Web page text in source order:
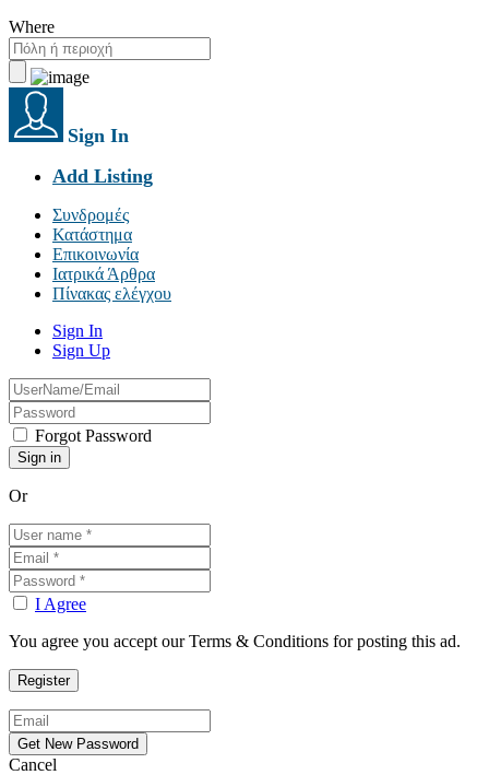
Where
Sign In
Add Listing
Συνδρομές
Κατάστημα
Επικοινωνία
Ιατρικά Άρθρα
Πίνακας ελέγχου
Sign In
Sign Up
Forgot Password
Or
I Agree
You agree you accept our Terms & Conditions for posting this ad.
Cancel